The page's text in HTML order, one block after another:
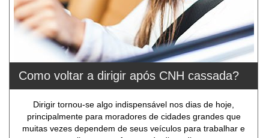
Como voltar a dirigir após CNH cassada?
Dirigir tornou-se algo indispensável nos dias de hoje,
principalmente para moradores de cidades grandes que
muitas vezes dependem de seus veículos para trabalhar e